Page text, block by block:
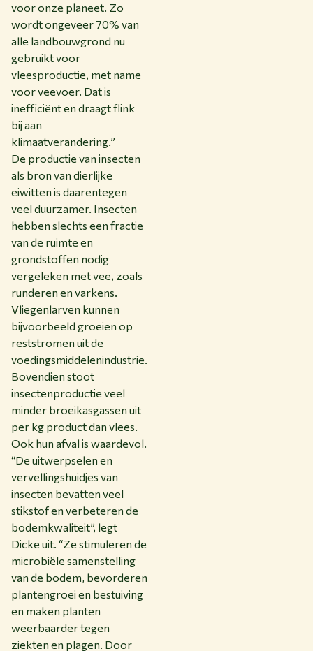
voor onze planeet. Zo
wordt ongeveer 70% van
alle landbouwgrond nu
gebruikt voor
vleesproductie, met name
voor veevoer. Dat is
inefficiënt en draagt flink
bij aan
klimaatverandering.”
De productie van insecten
als bron van dierlijke
eiwitten is daarentegen
veel duurzamer. Insecten
hebben slechts een fractie
van de ruimte en
grondstoffen nodig
vergeleken met vee, zoals
runderen en varkens.
Vliegenlarven kunnen
bijvoorbeeld groeien op
reststromen uit de
voedingsmiddelenindustrie.
Bovendien stoot
insectenproductie veel
minder broeikasgassen uit
per kg product dan vlees.
Ook hun afval is waardevol.
“De uitwerpselen en
vervellingshuidjes van
insecten bevatten veel
stikstof en verbeteren de
bodemkwaliteit”, legt
Dicke uit. “Ze stimuleren de
microbiële samenstelling
van de bodem, bevorderen
plantengroei en bestuiving
en maken planten
weerbaarder tegen
ziekten en plagen. Door